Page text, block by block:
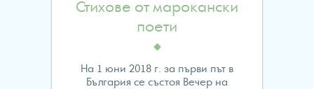
Стихове от марокански
поети
На 1 юни 2018 г. за първи път в
България се състоя Вечер на